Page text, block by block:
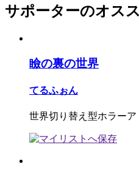
サポーターのオス
瞼の裏の世界
てるふぉん
世界切り替え型ホラー